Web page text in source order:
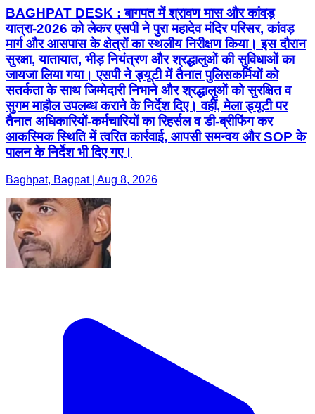
BAGHPAT DESK : बागपत में श्रावण मास और कांवड़
यात्रा-2026 को लेकर एसपी ने पुरा महादेव मंदिर परिसर, कांवड़
मार्ग और आसपास के क्षेत्रों का स्थलीय निरीक्षण किया। इस दौरान
सुरक्षा, यातायात, भीड़ नियंत्रण और श्रद्धालुओं की सुविधाओं का
जायजा लिया गया। एसपी ने ड्यूटी में तैनात पुलिसकर्मियों को
सतर्कता के साथ जिम्मेदारी निभाने और श्रद्धालुओं को सुरक्षित व
सुगम माहौल उपलब्ध कराने के निर्देश दिए। वहीं, मेला ड्यूटी पर
तैनात अधिकारियों-कर्मचारियों का रिहर्सल व डी-ब्रीफिंग कर
आकस्मिक स्थिति में त्वरित कार्रवाई, आपसी समन्वय और SOP के
पालन के निर्देश भी दिए गए।
Baghpat, Bagpat | Aug 8, 2026